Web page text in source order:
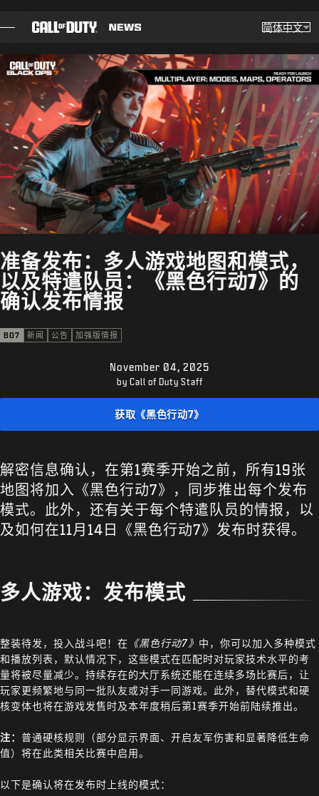
博客
指南
补丁说明
游戏
商店
电竞
Choose
简体中文
准备发布：多人游戏地图和模式，
以及特遣队员：《黑色行动7》的
确认发布情报
BO7 新闻 公告 加强版情报
November 04, 2025
by Call of Duty Staff
获取《黑色行动7》
解密信息确认，在第1赛季开始之前，所有19张
地图将加入《黑色行动7》，同步推出每个发布
模式。此外，还有关于每个特遣队员的情报，以
及如何在11月14日《黑色行动7》发布时获得。
多人游戏：发布模式
整装待发，投入战斗吧！在 《黑色行动7》 中，你可以加入多种模式
和播放列表，默认情况下，这些模式在匹配时对玩家技术水平的考
量将被尽量减少。持续存在的大厅系统还能在连续多场比赛后，让
玩家更频繁地与同一批队友或对手一同游戏。此外，替代模式和硬
核变体也将在游戏发售时及本年度稍后第1赛季开始前陆续推出。
注： 普通硬核规则（部分显示界面、开启友军伤害和显著降低生命
值）将在此类相关比赛中启用。
以下是确认将在发布时上线的模式：